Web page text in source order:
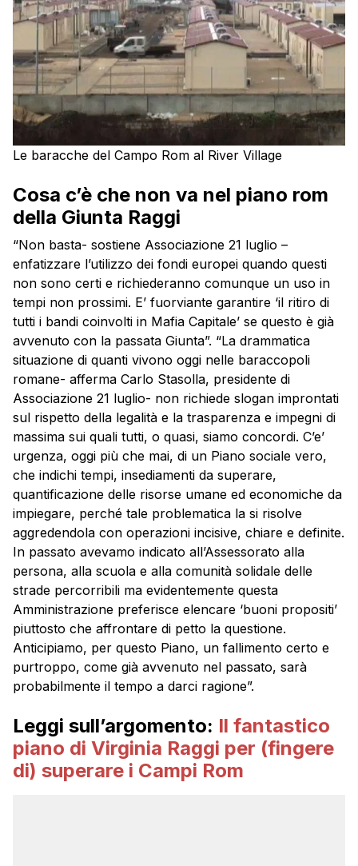
Le baracche del Campo Rom al River Village
Cosa c’è che non va nel piano rom
della Giunta Raggi
“Non basta- sostiene Associazione 21 luglio –
enfatizzare l’utilizzo dei fondi europei quando questi
non sono certi e richiederanno comunque un uso in
tempi non prossimi. E’ fuorviante garantire ‘il ritiro di
tutti i bandi coinvolti in Mafia Capitale’ se questo è già
avvenuto con la passata Giunta”. “La drammatica
situazione di quanti vivono oggi nelle baraccopoli
romane- afferma Carlo Stasolla, presidente di
Associazione 21 luglio- non richiede slogan improntati
sul rispetto della legalità e la trasparenza e impegni di
massima sui quali tutti, o quasi, siamo concordi. C’e’
urgenza, oggi più che mai, di un Piano sociale vero,
che indichi tempi, insediamenti da superare,
quantificazione delle risorse umane ed economiche da
impiegare, perché tale problematica la si risolve
aggredendola con operazioni incisive, chiare e definite.
In passato avevamo indicato all’Assessorato alla
persona, alla scuola e alla comunità solidale delle
strade percorribili ma evidentemente questa
Amministrazione preferisce elencare ‘buoni propositi’
piuttosto che affrontare di petto la questione.
Anticipiamo, per questo Piano, un fallimento certo e
purtroppo, come già avvenuto nel passato, sarà
probabilmente il tempo a darci ragione”.
Leggi sull’argomento: Il fantastico
piano di Virginia Raggi per (fingere
di) superare i Campi Rom